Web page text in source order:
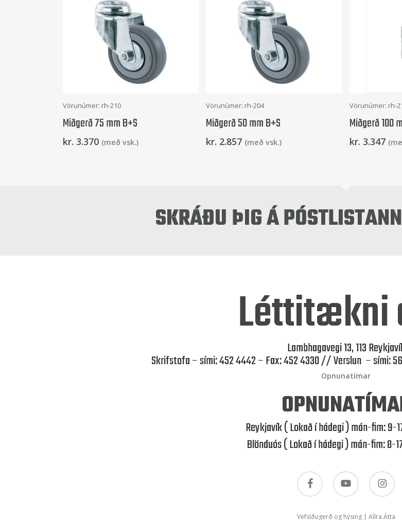
Frekari Upplýsingar
Vörunúmer: rh-210
Miðgerð 75 mm B+S
kr. 3.370 (með vsk.)
Setja Í Körfu
Vörunúmer: rh-204
Miðgerð 50 mm B+S
kr. 2.857 (með vsk.)
Vörunúmer: rh-
Miðgerð 100
kr. 3.347
SKRÁÐU ÞIG Á
Léttitækni
Lambhagavegi 13, 113
Skrifstofa – sími: 452 4442 – Fax: 452 4330 // Verslun – sími:
Opnunatímar
Reykjavík ( Lokað í hádegi ) mán-fim: 9-
Blönduós ( Lokað í hádegi ) mán-fim: 8-
facebook youtube instagram
Vefsíðugerð og hýsing | Allra Átta